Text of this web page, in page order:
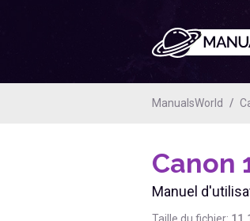
ManualsWorld
Canon
Manuel